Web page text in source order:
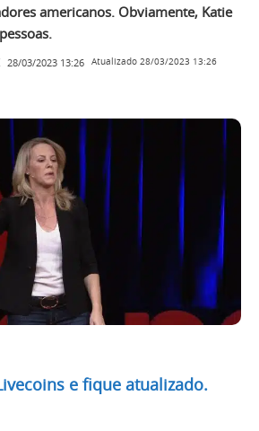
americanos. Obviamente, Katie
28/03/2023 13:26 Atualizado 28/03/2023 13:26
e fique atualizado.